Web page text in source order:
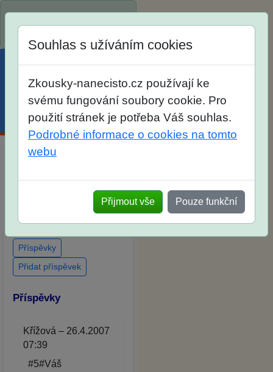
na školní rok 2026/2027!
Menu Účet Košík
zkoušek na SŠ? Vaše
ohlasy po skutečných
přijímacích zkouškách
Souhlas s užíváním cookies
Zkousky-nanecisto.cz používají ke
svému fungování soubory cookie. Pro
použití stránek je potřeba Váš souhlas.
Podrobné informace o cookies na tomto
webu
Přijmout vše Pouze funkční
Příspěvky
Přidat příspěvek
Příspěvky
Křížová – 26.4.2007
07:39
#5#Váš